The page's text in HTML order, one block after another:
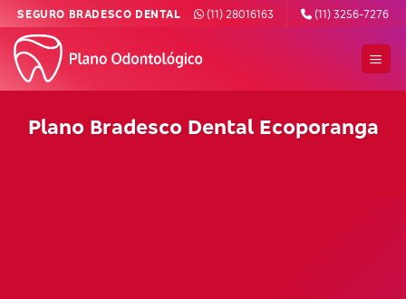
Skip
content
SEGURO BRADESCO DENTAL (11) 28016163 (11) 3256-7276
Plano Bradesco Dental Ecoporanga